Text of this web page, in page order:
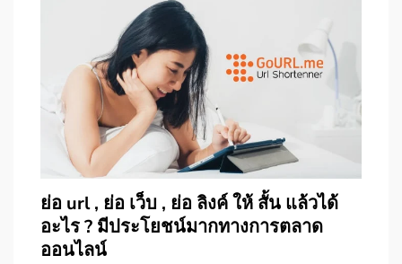
ย่อ url , ย่อ เว็บ , ย่อ ลิงค์ ให้ สั้น แล้วได้
อะไร ? มีประโยชน์มากทางการตลาด
ออนไลน์